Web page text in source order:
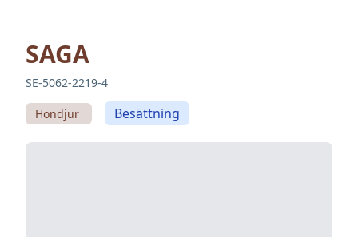
SAGA
SE-5062-2219-4
Hondjur Besättning